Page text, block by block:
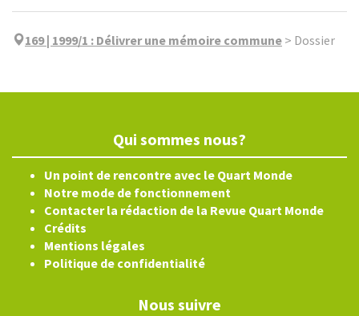
169 | 1999/1 : Délivrer une mémoire commune > Dossier
Qui sommes nous?
Un point de rencontre avec le Quart Monde
Notre mode de fonctionnement
Contacter la rédaction de la Revue Quart Monde
Crédits
Mentions légales
Politique de confidentialité
Nous suivre